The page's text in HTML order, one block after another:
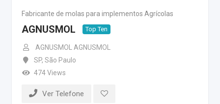
Fabricante de molas para implementos Agrícolas
AGNUSMOL Top Ten
AGNUSMOL AGNUSMOL
SP, São Paulo
474 Views
Ver Telefone